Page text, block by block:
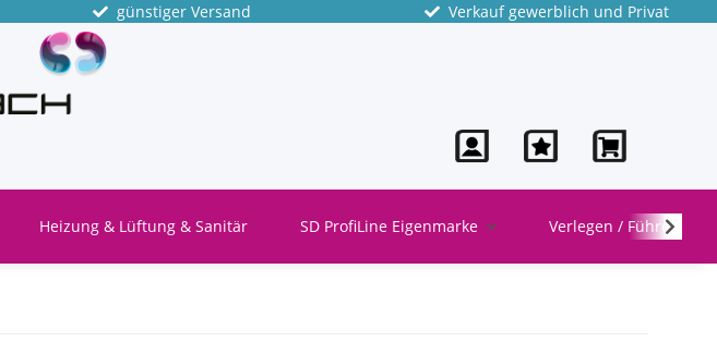
günstiger Versand Verkauf gewerblich und Privat
Heizung & Lüftung & Sanitär SD ProfiLine Eigenmarke Verlegen / Führen